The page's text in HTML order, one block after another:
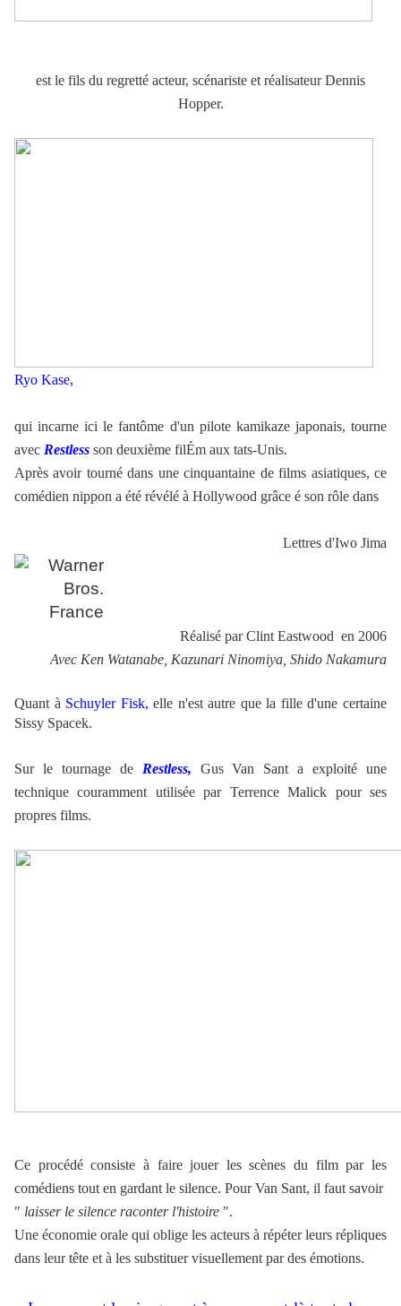
est le fils du regretté acteur, scénariste et réalisateur Dennis
Hopper.
Ryo Kase,
qui incarne ici le fantôme d'un pilote kamikaze japonais, tourne
avec Restless son deuxième filÉm aux tats-Unis.
Après avoir tourné dans une cinquantaine de films asiatiques, ce
comédien nippon a été révélé à Hollywood grâce é son rôle dans
Lettres d'Iwo Jima
Réalisé par Clint Eastwood en 2006
Avec Ken Watanabe, Kazunari Ninomiya, Shido Nakamura
Quant à Schuyler Fisk, elle n'est autre que la fille d'une certaine
Sissy Spacek.
Sur le tournage de Restless, Gus Van Sant a exploité une
technique couramment utilisée par Terrence Malick pour ses
propres films.
Ce procédé consiste à faire jouer les scènes du film par les
comédiens tout en gardant le silence. Pour Van Sant, il faut savoir
" laisser le silence raconter l'histoire ".
Une économie orale qui oblige les acteurs à répéter leurs répliques
dans leur tête et à les substituer visuellement par des émotions.